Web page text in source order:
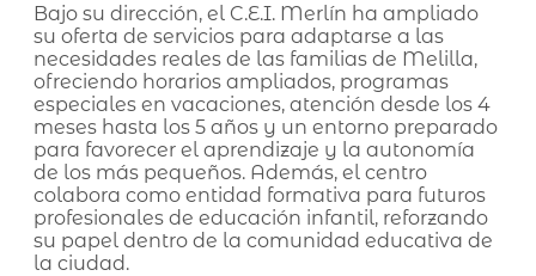
Bajo su dirección, el C.E.I. Merlín ha ampliado
su oferta de servicios para adaptarse a las
necesidades reales de las familias de Melilla,
ofreciendo horarios ampliados, programas
especiales en vacaciones, atención desde los 4
meses hasta los 5 años y un entorno preparado
para favorecer el aprendizaje y la autonomía
de los más pequeños. Además, el centro
colabora como entidad formativa para futuros
profesionales de educación infantil, reforzando
su papel dentro de la comunidad educativa de
la ciudad.